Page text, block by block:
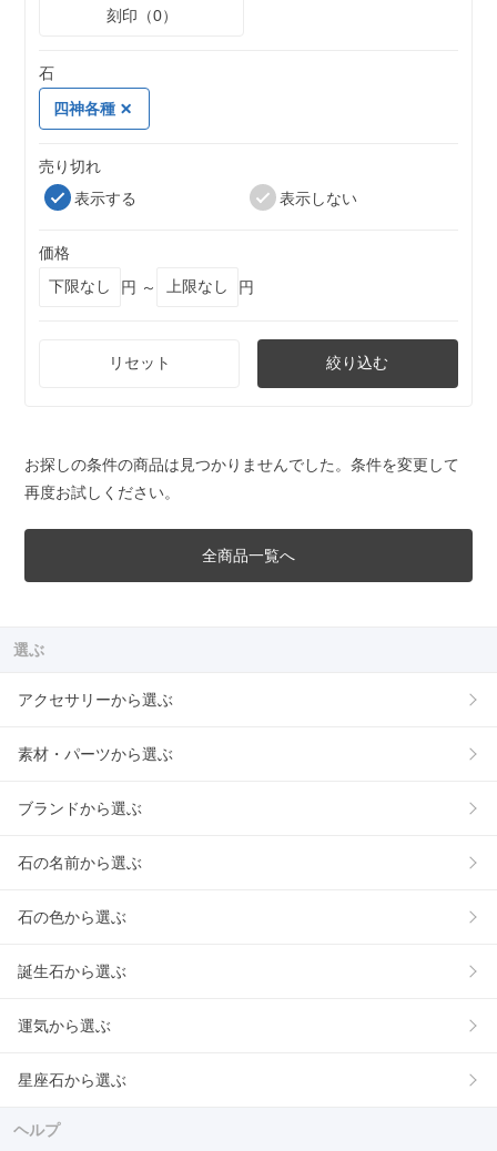
刻印（0）
石
四神各種
売り切れ
表示する
表示しない
価格
円 ～
円
リセット 絞り込む
お探しの条件の商品は見つかりませんでした。条件を変更して
再度お試しください。
全商品一覧へ
選ぶ
アクセサリーから選ぶ
素材・パーツから選ぶ
ブランドから選ぶ
石の名前から選ぶ
石の色から選ぶ
誕生石から選ぶ
運気から選ぶ
星座石から選ぶ
ヘルプ